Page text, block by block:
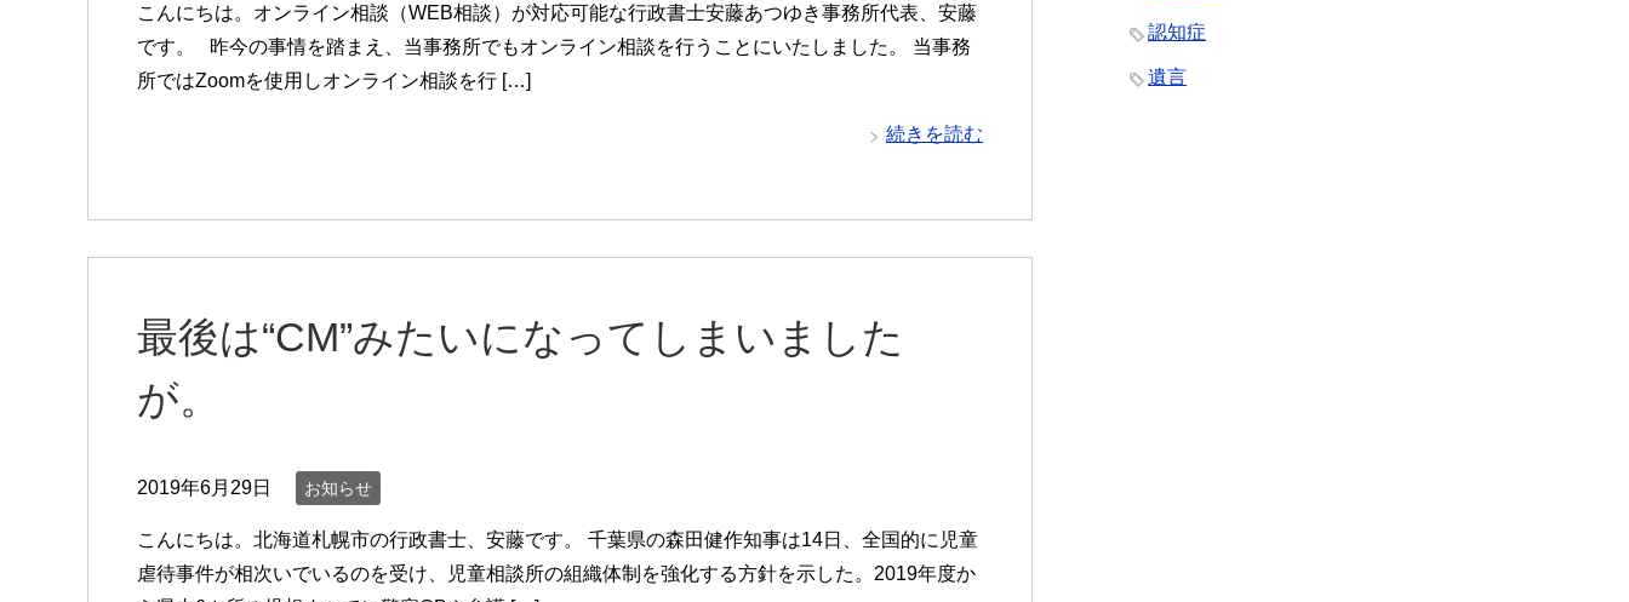
こんにちは。オンライン相談（WEB相談）が対応可能な行政書士安藤あつゆき事務所代表、安藤
です。 昨今の事情を踏まえ、当事務所でもオンライン相談を行うことにいたしました。 当事務
所ではZoomを使用しオンライン相談を行 […]
続きを読む
最後は“CM”みたいになってしまいました
が。
2019年6月29日 お知らせ
こんにちは。北海道札幌市の行政書士、安藤です。 千葉県の森田健作知事は14日、全国的に児童
虐待事件が相次いでいるのを受け、児童相談所の組織体制を強化する方針を示した。2019年度か
認知症
遺言